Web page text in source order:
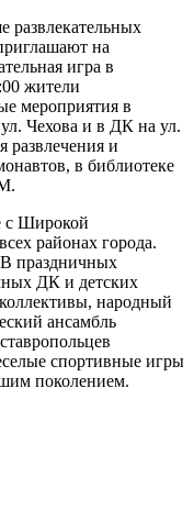
развлекательных
на
игра в
жители
мероприятия в
Чехова и в ДК на ул.
развлечения и
в библиотеке
с Широкой
районах города.
праздничных
ДК и детских
народный
ансамбль
спортивные игры
поколением.